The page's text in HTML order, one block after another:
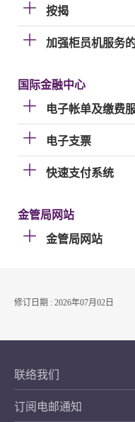
按揭
加强柜员机服务
国际金融中心
电子帐单及缴费
电子支票
快速支付系统
金管局网站
金管局网站
修订日期 : 2026年07月02日
联络我们
订阅电邮通知